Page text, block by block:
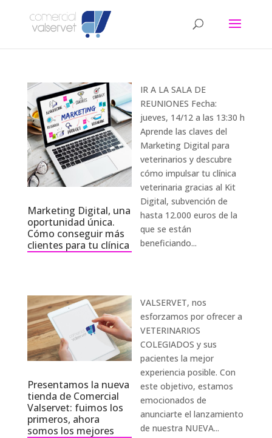
Marketing Digital, una
oportunidad única.
Cómo conseguir más
clientes para tu clínica
IR A LA SALA DE
REUNIONES Fecha:
jueves, 14/12 a las 13:30 h
Aprende las claves del
Marketing Digital para
veterinarios y descubre
cómo impulsar tu clínica
veterinaria gracias al Kit
Digital, subvención de
hasta 12.000 euros de la
que se están
beneficiando...
Presentamos la nueva
tienda de Comercial
Valservet: fuimos los
primeros, ahora
somos los mejores
VALSERVET, nos
esforzamos por ofrecer a
VETERINARIOS
COLEGIADOS y sus
pacientes la mejor
experiencia posible. Con
este objetivo, estamos
emocionados de
anunciarte el lanzamiento
de nuestra NUEVA...